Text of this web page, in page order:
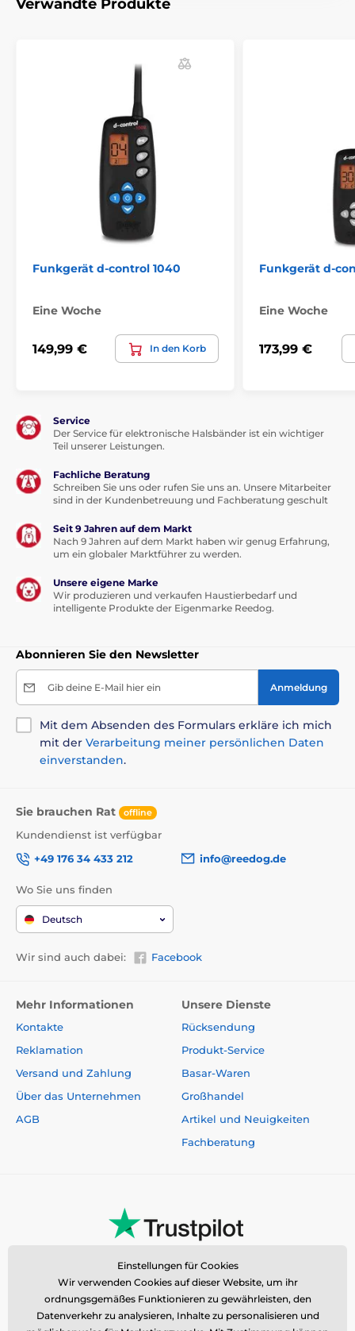
Trainigshalsbänder Zubehör
Verwandte Produkte
Funkgerät d-control 1040
Eine Woche
149,99 € In den Korb
Funkgerät d-
Eine Woche
173,99 €
Service
Der Service für elektronische Halsbänder ist ein wichtiger
Teil unserer Leistungen.
Fachliche Beratung
Schreiben Sie uns oder rufen Sie uns an. Unsere Mitarbeiter
sind in der Kundenbetreuung und Fachberatung geschult
Seit 9 Jahren auf dem Markt
Nach 9 Jahren auf dem Markt haben wir genug Erfahrung,
um ein globaler Marktführer zu werden.
Unsere eigene Marke
Wir produzieren und verkaufen Haustierbedarf und
intelligente Produkte der Eigenmarke Reedog.
Abonnieren Sie den Newsletter
Gib deine E-Mail hier ein Anmeldung
Mit dem Absenden des Formulars erkläre ich mich
mit der Verarbeitung meiner persönlichen Daten
einverstanden.
Sie brauchen Rat offline
Kundendienst ist verfügbar
+49 176 34 433 212
info@reedog.de
Wo Sie uns finden
Deutsch
Wir sind auch dabei: Facebook
Mehr Informationen
Kontakte
Reklamation
Versand und Zahlung
Über das Unternehmen
AGB
Unsere Dienste
Rücksendung
Produkt-Service
Basar-Waren
Großhandel
Artikel und Neuigkeiten
Fachberatung
Einstellungen für Cookies
Wir verwenden Cookies auf dieser Website, um ihr
ordnungsgemäßes Funktionieren zu gewährleisten, den
Datenverkehr zu analysieren, Inhalte zu personalisieren und